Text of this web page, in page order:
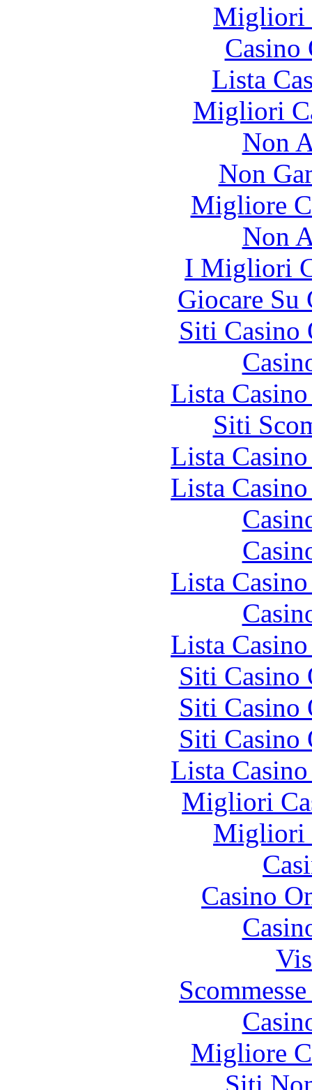
Migliori
Lista
Migliori
Non
Non
Migliore
Non
I Migliori
Giocare Su
Siti Casino
Lista
Siti
Lista
Lista
Lista
Lista
Siti Casino
Siti Casino
Siti Casino
Lista
Migliori
Migliori
Casino
Migliore
Siti